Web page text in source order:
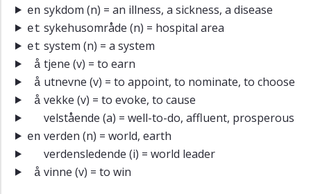
en sykdom (n) = an illness, a sickness, a disease
et sykehusområde (n) = hospital area
et system (n) = a system
å tjene (v) = to earn
å utnevne (v) = to appoint, to nominate, to choose
å vekke (v) = to evoke, to cause
velstående (a) = well-to-do, affluent, prosperous
en verden (n) = world, earth
verdensledende (i) = world leader
å vinne (v) = to win